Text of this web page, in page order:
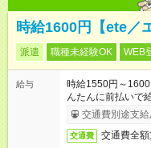
時給1600円【ete
派遣 職種未経験OK WEB
給与
時給1550円～
んたんに前払いで
交通費別途支給
交通費 交通費全額